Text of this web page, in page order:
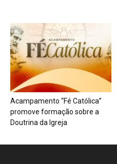
Acampamento “Fé Católica”
promove formação sobre a
Doutrina da Igreja